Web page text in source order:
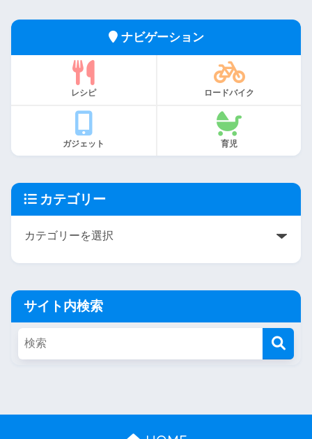
ナビゲーション
レシピ ロードバイク
ガジェット 育児
カテゴリー
サイト内検索